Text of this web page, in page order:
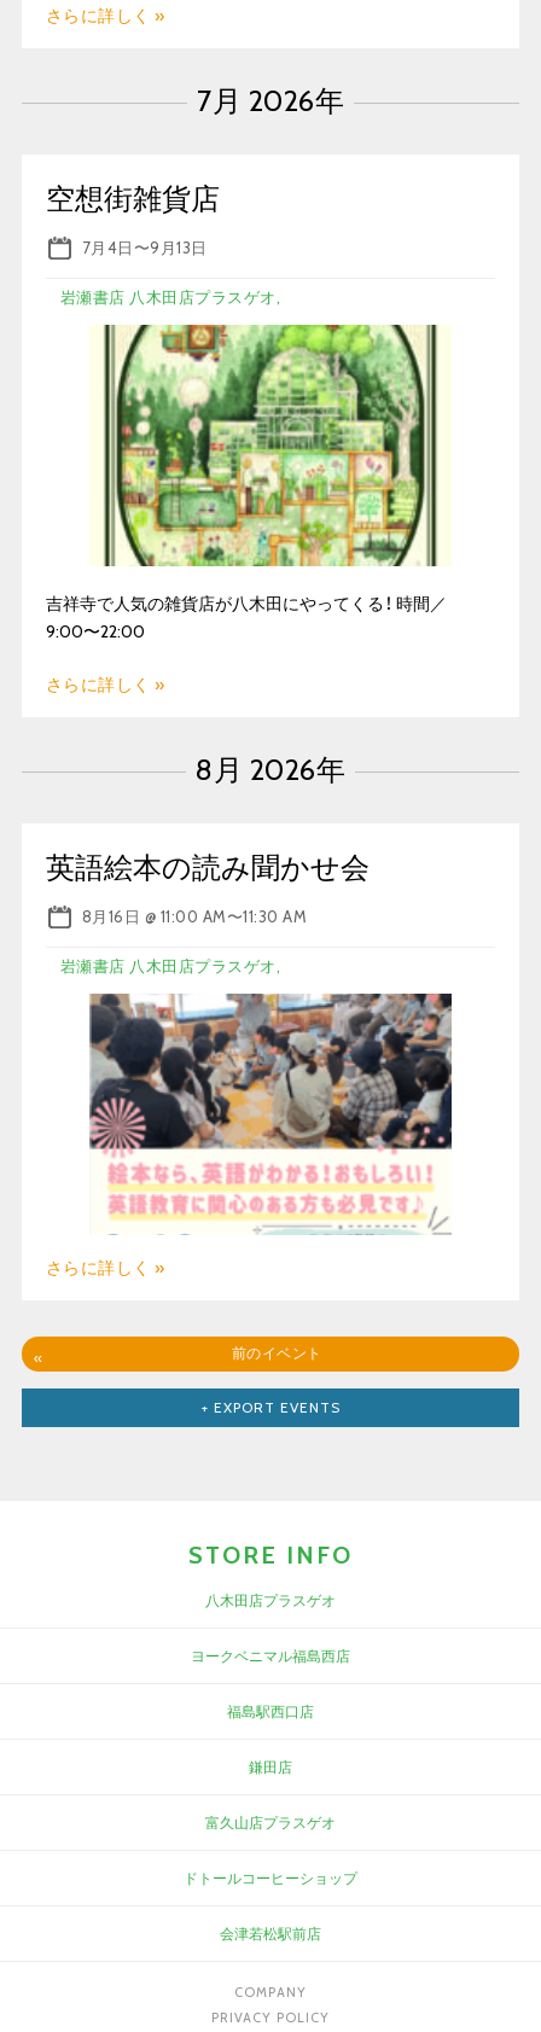
さらに詳しく »
7月 2026年
空想街雑貨店
7月4日 〜9月13日
岩瀬書店 八木田店プラスゲオ,
吉祥寺で人気の雑貨店が八木田にやってくる！ 時間／
9:00〜22:00
さらに詳しく »
8月 2026年
英語絵本の読み聞かせ会
8月16日 @ 11:00 AM〜11:30 AM
岩瀬書店 八木田店プラスゲオ,
さらに詳しく »
« 前のイベント
+ EXPORT EVENTS
STORE INFO
八木田店プラスゲオ
ヨークベニマル福島西店
福島駅西口店
鎌田店
富久山店プラスゲオ
ドトールコーヒーショップ
会津若松駅前店
COMPANY
PRIVACY POLICY